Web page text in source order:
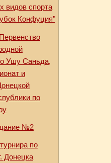
видов спорта
Конфуция"
Ушу Саньда,
и
по
№2
по
Донецка